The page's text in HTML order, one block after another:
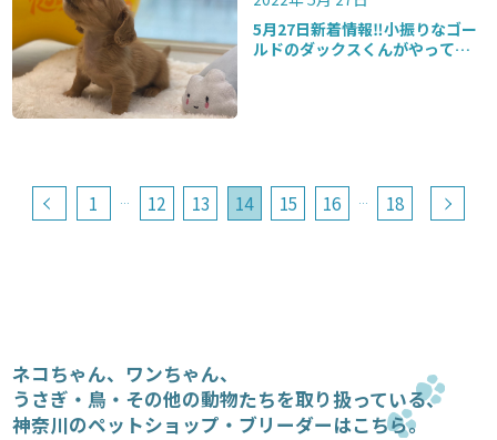
5月27日新着情報‼️小振りなゴー
ルドのダックスくんがやって来
1 … 12 13 14 15 16 … 18
ネコちゃん、ワンちゃん、
うさぎ・鳥・その他の動物たちを取り扱っている、
神奈川のペットショップ・ブリーダーはこちら。